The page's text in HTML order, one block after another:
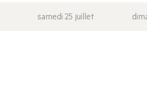
samedi 25 juillet